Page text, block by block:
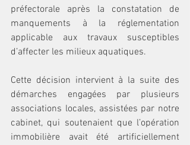
préfectorale après la constatation de
manquements à la réglementation
applicable aux travaux susceptibles
d’affecter les milieux aquatiques.
Cette décision intervient à la suite des
démarches engagées par plusieurs
associations locales, assistées par notre
cabinet, qui soutenaient que l’opération
immobilière avait été artificiellement